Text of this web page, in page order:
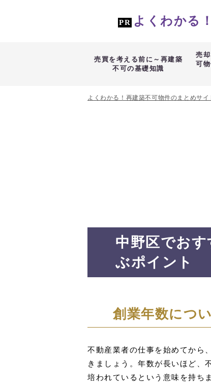
よくわかる！
売買を考える前に～再建築
不可の基礎知識
売
可
よくわかる！再建築不可物件のまとめサイ
中野区でお
ぶポイント
創業年数につ
不動産業者の仕事を始めてから
きましょう。年数が長いほど、
培われているという意味を持ち